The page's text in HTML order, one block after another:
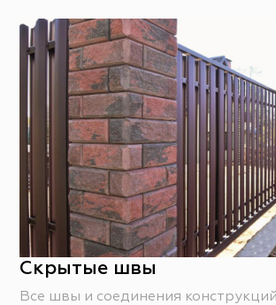
Скрытые швы
Все швы и соединения